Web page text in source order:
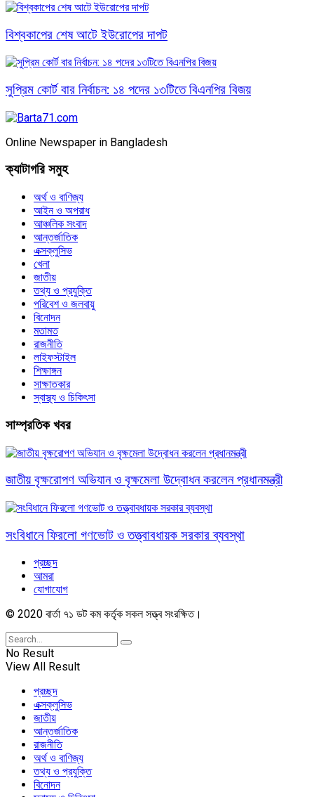
বিশ্বকাপের শেষ আটে ইউরোপের দাপট
সুপ্রিম কোর্ট বার নির্বাচন: ১৪ পদের ১৩টিতে বিএনপির বিজয়
Online Newspaper in Bangladesh
ক্যাটাগরি সমুহ
অর্থ ও বাণিজ্য
আইন ও অপরাধ
আঞ্চলিক সংবাদ
আন্তর্জাতিক
এক্সক্লুসিভ
খেলা
জাতীয়
তথ্য ও প্রযুক্তি
পরিবেশ ও জলবায়ু
বিনোদন
মতামত
রাজনীতি
লাইফস্টাইল
শিক্ষাঙ্গন
সাক্ষাতকার
স্বাস্থ্য ও চিকিৎসা
সাম্প্রতিক খবর
জাতীয় বৃক্ষরোপণ অভিযান ও বৃক্ষমেলা উদ্বোধন করলেন প্রধানমন্ত্রী
সংবিধানে ফিরলো গণভোট ও তত্ত্বাবধায়ক সরকার ব্যবস্থা
প্রচ্ছদ
আমরা
যোগাযোগ
© 2020 বার্তা ৭১ ডট কম কর্তৃক সকল সত্ত্ব সংরক্ষিত।
No Result
View All Result
প্রচ্ছদ
এক্সক্লুসিভ
জাতীয়
আন্তর্জাতিক
রাজনীতি
অর্থ ও বাণিজ্য
তথ্য ও প্রযুক্তি
বিনোদন